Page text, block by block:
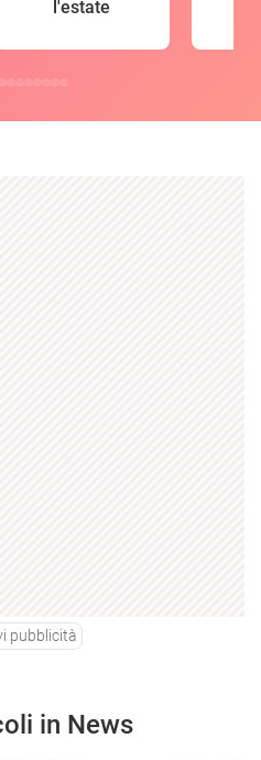
l'estate
pubblicità
in News